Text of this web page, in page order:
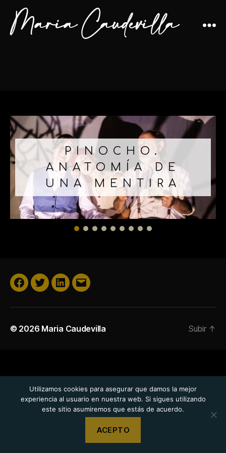
Maria Caudevilla
PINOCHO.
ANATOMÍA DE
UNA MENTIRA
Facebook
TwitterLinkedinCorreo
© 2026 Maria Caudevilla Subir ↑
Utilizamos cookies para asegurar que damos la mejor
experiencia al usuario en nuestra web. Si sigues utilizando
este sitio asumiremos que estás de acuerdo.
ACEPTO